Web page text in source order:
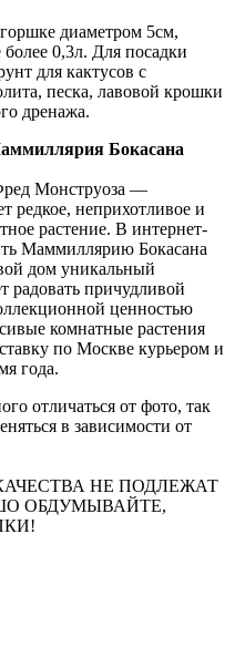
диаметром 5см,
0,3л. Для посадки
для кактусов с
песка, лавовой крошки
дренажа.
Бокасана
Монструоза —
редкое, неприхотливое и
растение. В интернет-
Маммиллярию Бокасана
дом уникальный
радовать причудливой
ценностью
комнатные растения
по Москве курьером и
года.
отличаться от фото, так
в зависимости от
НЕ ПОДЛЕЖАТ
ОБДУМЫВАЙТЕ,